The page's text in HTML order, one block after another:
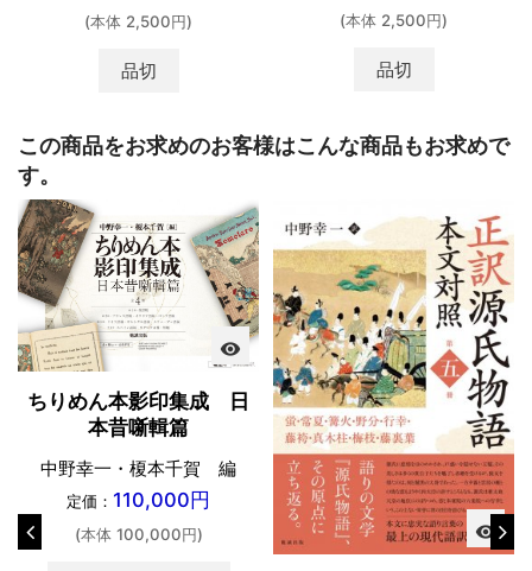
(本体 2,500円)
品切
(本体 2,500円)
品切
この商品をお求めのお客様はこんな商品もお求めで
す。
visibility
ちりめん本影印集成 日
本昔噺輯篇
中野幸一・榎本千賀 編
定価： 110,000円
(本体 100,000円) visibility